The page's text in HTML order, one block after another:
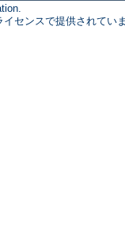
イセンスで提供されてい